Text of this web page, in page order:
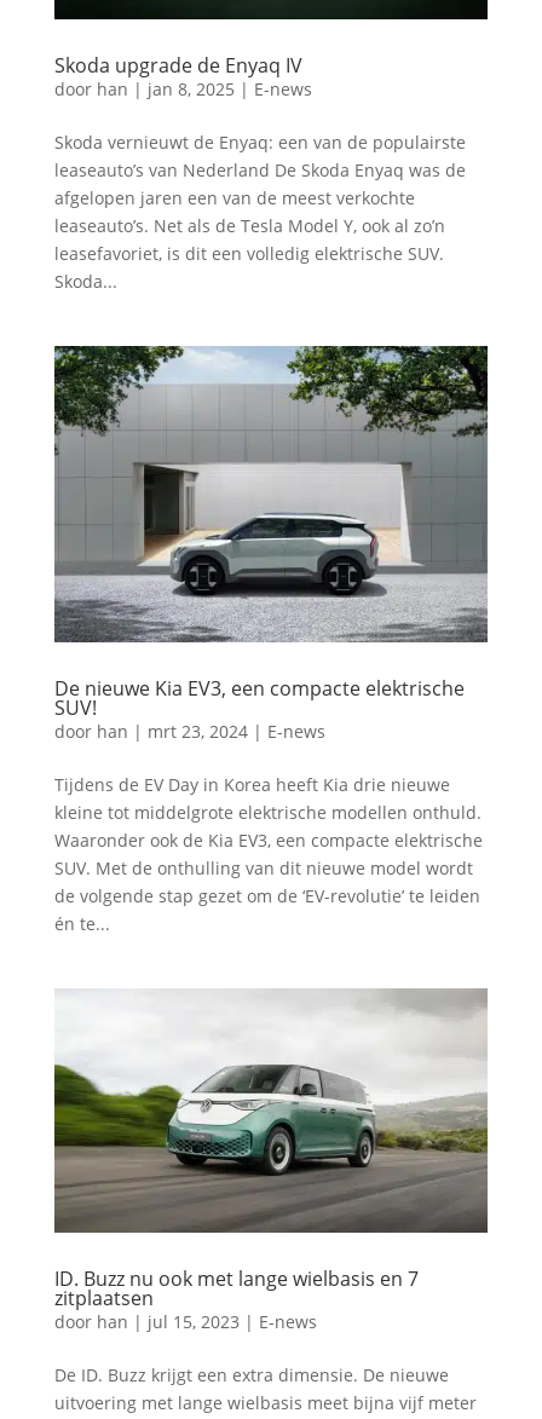
Skoda upgrade de Enyaq IV
door han | jan 8, 2025 | E-news
Skoda vernieuwt de Enyaq: een van de populairste
leaseauto’s van Nederland De Skoda Enyaq was de
afgelopen jaren een van de meest verkochte
leaseauto’s. Net als de Tesla Model Y, ook al zo’n
leasefavoriet, is dit een volledig elektrische SUV.
Skoda...
De nieuwe Kia EV3, een compacte elektrische
SUV!
door han | mrt 23, 2024| E-news
Tijdens de EV Day in Korea heeft Kia drie nieuwe
kleine tot middelgrote elektrische modellen onthuld.
Waaronder ook de Kia EV3, een compacte elektrische
SUV. Met de onthulling van dit nieuwe model wordt
de volgende stap gezet om de ‘EV-revolutie’ te leiden
én te...
ID. Buzz nu ook met lange wielbasis en 7
zitplaatsen
door han | jul 15, 2023 | E-news
De ID. Buzz krijgt een extra dimensie. De nieuwe
uitvoering met lange wielbasis meet bijna vijf meter